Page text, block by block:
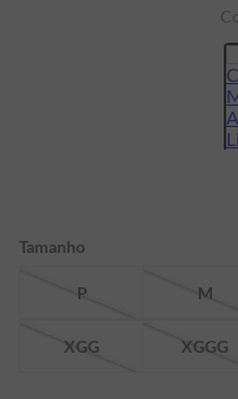
Tamanho
P M
XGG XGGG